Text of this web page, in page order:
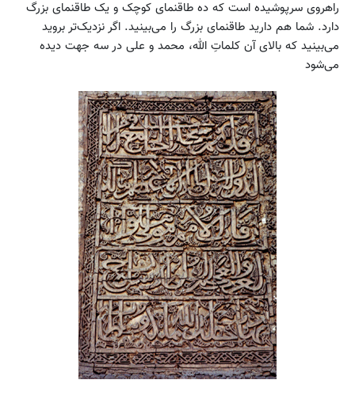
راهروی سرپوشیده است که ده طاقنمای کوچک و یک طاقنمای بزرگ
دارد. شما هم دارید طاقنمای بزرگ را می‌بینید. اگر نزدیک‌تر بروید
می‌بینید که بالای آن کلماتِ الله، محمد و علی در سه جهت دیده
می‌شود